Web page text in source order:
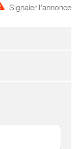
Signaler l'annonce